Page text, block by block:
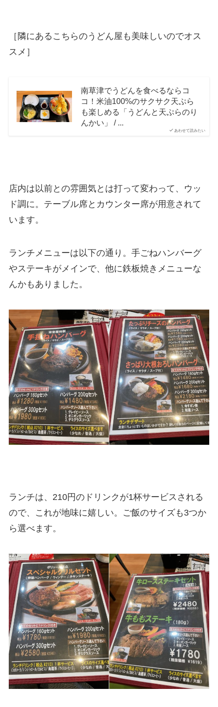
［隣にあるこちらのうどん屋も美味しいのでオス
スメ］
あわせて読みたい
南草津でうどんを食べるならコ
コ！米油100%のサクサク天ぷら
も楽しめる「うどんと天ぷらのり
んかい」 / ...
店内は以前との雰囲気とは打って変わって、ウッ
ド調に。テーブル席とカウンター席が用意されて
います。
ランチメニューは以下の通り。手ごねハンバーグ
やステーキがメインで、他に鉄板焼きメニューな
んかもありました。
ランチは、210円のドリンクが1杯サービスされる
ので、これが地味に嬉しい。ご飯のサイズも3つか
ら選べます。